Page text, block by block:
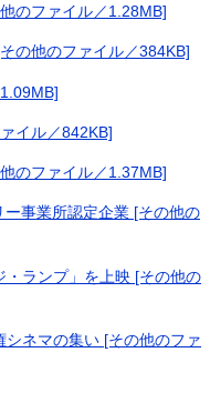
のファイル／1.28MB]
の他のファイル／384KB]
イル／842KB]
のファイル／1.37MB]
事業所認定企業 [その他の
ランプ」を上映 [その他の
ネマの集い [その他のファ